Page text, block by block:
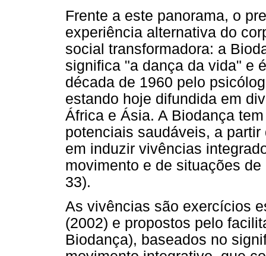
Frente a este panorama, o
experiência alternativa do
social transformadora: a
significa "a dança da vida" e
década de 1960 pelo
estando hoje difundida em
África e Ásia. A Biodança
potenciais saudáveis, a
em induzir vivências
movimento e de situações
33).
As vivências são exercícios
(2002) e propostos pelo
Biodança), baseados no